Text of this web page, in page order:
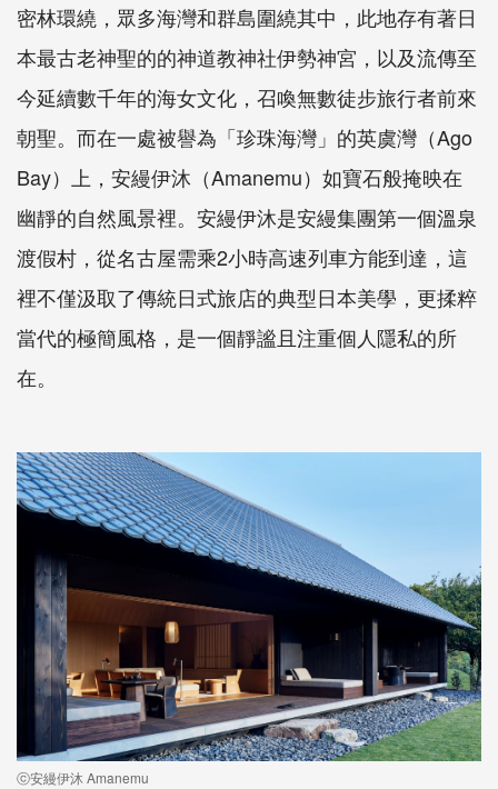
密林環繞，眾多海灣和群島圍繞其中，此地存有著日
本最古老神聖的的神道教神社伊勢神宮，以及流傳至
今延續數千年的海女文化，召喚無數徒步旅行者前來
朝聖。而在一處被譽為「珍珠海灣」的英虞灣（Ago
Bay）上，安縵伊沐（Amanemu）如寶石般掩映在
幽靜的自然風景裡。安縵伊沐是安縵集團第一個溫泉
渡假村，從名古屋需乘2小時高速列車方能到達，這
裡不僅汲取了傳統日式旅店的典型日本美學，更揉粹
當代的極簡風格，是一個靜謐且注重個人隱私的所
在。
ⓒ安縵伊沐 Amanemu